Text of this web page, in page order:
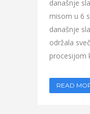
današnje
misom u 6
današnje
održala
procesijom
READ